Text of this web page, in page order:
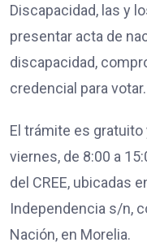
Discapacidad, las y
presentar acta de
discapacidad,
credencial para votar.
El trámite es
viernes, de 8:00 a
del CREE, ubicadas
Independencia s/n,
Nación, en Morelia.